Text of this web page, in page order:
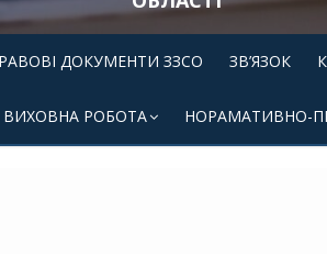
ДОКУМЕНТИ ЗЗСО ЗВ’ЯЗОК
ВИХОВНА РОБОТА НОРАМАТИВНО-